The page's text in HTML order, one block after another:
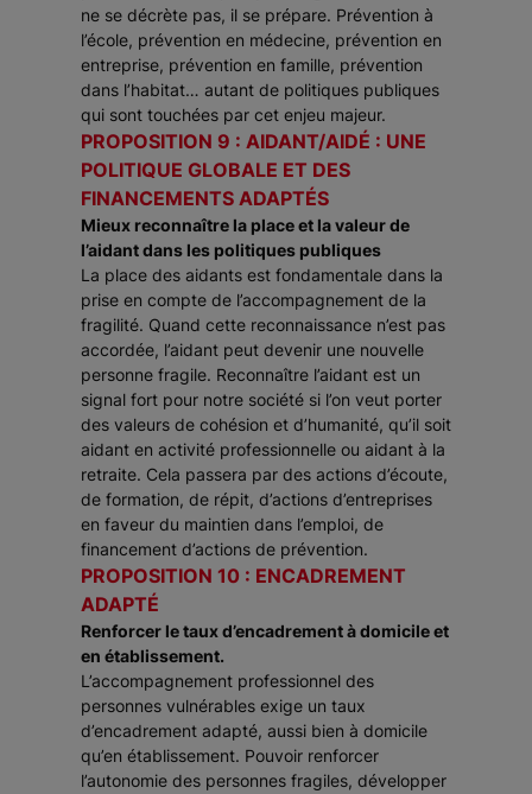
ne se décrète pas, il se prépare. Prévention à
l’école, prévention en médecine, prévention en
entreprise, prévention en famille, prévention
dans l’habitat… autant de politiques publiques
qui sont touchées par cet enjeu majeur.
PROPOSITION 9 : AIDANT/AIDÉ : UNE
POLITIQUE GLOBALE ET DES
FINANCEMENTS ADAPTÉS
Mieux reconnaître la place et la valeur de
l’aidant dans les politiques publiques
La place des aidants est fondamentale dans la
prise en compte de l’accompagnement de la
fragilité. Quand cette reconnaissance n’est pas
accordée, l’aidant peut devenir une nouvelle
personne fragile. Reconnaître l’aidant est un
signal fort pour notre société si l’on veut porter
des valeurs de cohésion et d’humanité, qu’il soit
aidant en activité professionnelle ou aidant à la
retraite. Cela passera par des actions d’écoute,
de formation, de répit, d’actions d’entreprises
en faveur du maintien dans l’emploi, de
financement d’actions de prévention.
PROPOSITION 10 : ENCADREMENT
ADAPTÉ
Renforcer le taux d’encadrement à domicile et
en établissement.
L’accompagnement professionnel des
personnes vulnérables exige un taux
d’encadrement adapté, aussi bien à domicile
qu’en établissement. Pouvoir renforcer
l’autonomie des personnes fragiles, développer